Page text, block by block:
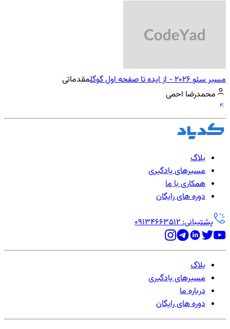
مسیر سئو 2026 - از ایده تا صفحه اول گوگل
مقدماتی
محمدرضا احمی
بلاگ
مسیرهای یادگیری
همکاری با ما
دوره های رایگان
پشتیبانی: 09134663512
بلاگ
مسیرهای یادگیری
درباره ما
دوره های رایگان